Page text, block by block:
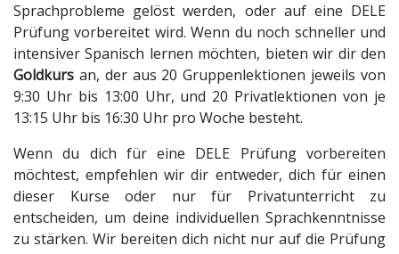
Sprachprobleme gelöst werden, oder auf eine DELE
Prüfung vorbereitet wird. Wenn du noch schneller und
intensiver Spanisch lernen möchten, bieten wir dir den
Goldkurs an, der aus 20 Gruppenlektionen jeweils von
9:30 Uhr bis 13:00 Uhr, und 20 Privatlektionen von je
13:15 Uhr bis 16:30 Uhr pro Woche besteht.
Wenn du dich für eine DELE Prüfung vorbereiten
möchtest, empfehlen wir dir entweder, dich für einen
dieser Kurse oder nur für Privatunterricht zu
entscheiden, um deine individuellen Sprachkenntnisse
zu stärken. Wir bereiten dich nicht nur auf die Prüfung